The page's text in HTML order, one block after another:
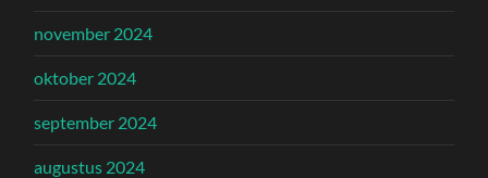
november 2024
oktober 2024
september 2024
augustus 2024